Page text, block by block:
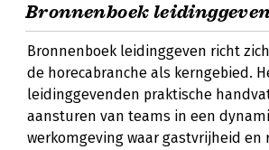
Bronnenboek
Bronnenboek leidinggeven richt
de horecabranche als kerngebied.
leidinggevenden praktische
aansturen van teams in een
werkomgeving waar gastvrijheid